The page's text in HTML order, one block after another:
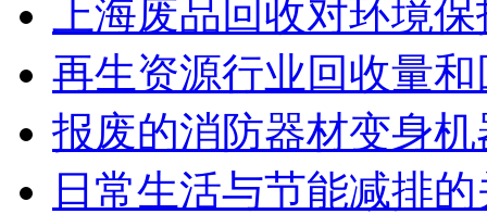
上海废品回收对环境
再生资源行业回收量
报废的消防器材变身机
日常生活与节能减排